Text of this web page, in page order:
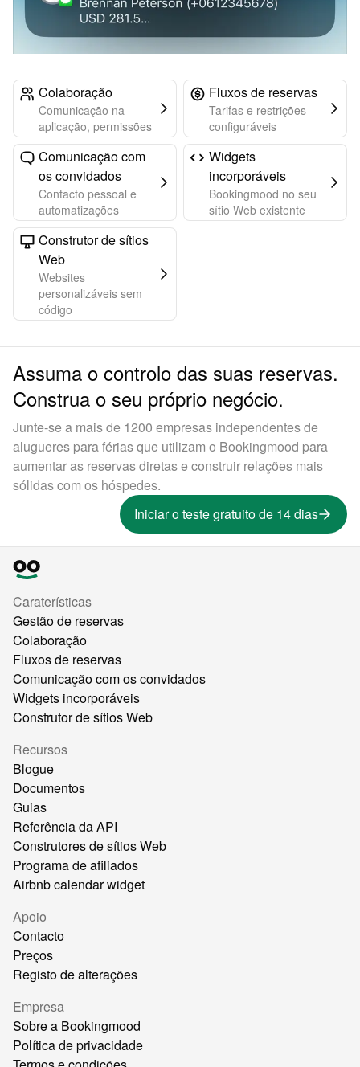
Colaboração
Comunicação na
aplicação, permissões
Fluxos de reservas
Tarifas e restrições
configuráveis
Comunicação com
os convidados
Contacto pessoal e
automatizações
Widgets
incorporáveis
Bookingmood no seu
sítio Web existente
Construtor de sítios
Web
Websites
personalizáveis sem
código
Assuma o controlo das suas reservas.
Construa o seu próprio negócio.
Junte-se a mais de 1200 empresas independentes de
alugueres para férias que utilizam o Bookingmood para
aumentar as reservas diretas e construir relações mais
sólidas com os hóspedes.
Iniciar o teste gratuito de 14 dias
Caraterísticas
Gestão de reservas
Colaboração
Fluxos de reservas
Comunicação com os convidados
Widgets incorporáveis
Construtor de sítios Web
Recursos
Blogue
Documentos
Guias
Referência da API
Construtores de sítios Web
Programa de afiliados
Airbnb calendar widget
Apoio
Contacto
Preços
Registo de alterações
Empresa
Sobre a Bookingmood
Política de privacidade